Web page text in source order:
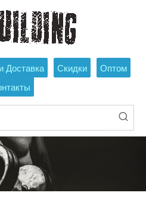
Доставка Скидки
Оптом